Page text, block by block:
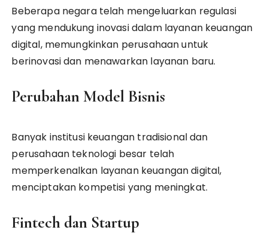
Beberapa negara telah mengeluarkan regulasi
yang mendukung inovasi dalam layanan keuangan
digital, memungkinkan perusahaan untuk
berinovasi dan menawarkan layanan baru.
Perubahan Model Bisnis
Banyak institusi keuangan tradisional dan
perusahaan teknologi besar telah
memperkenalkan layanan keuangan digital,
menciptakan kompetisi yang meningkat.
Fintech dan Startup